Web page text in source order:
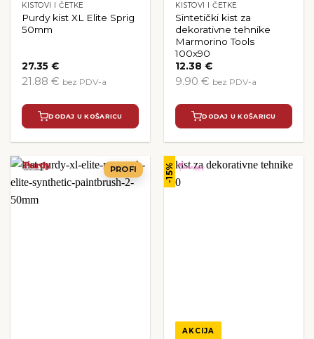
KISTOVI I ČETKE
Purdy kist XL Elite Sprig
50mm
27.35€
21.88 € bez PDV-a
DODAJ U KOŠARICU
KISTOVI I ČETKE
Sintetički kist za
dekorativne tehnike
Marmorino Tools
100x90
12.38€
9.90 € bez PDV-a
DODAJ U KOŠARICU
PROFI -15%
AKCIJA